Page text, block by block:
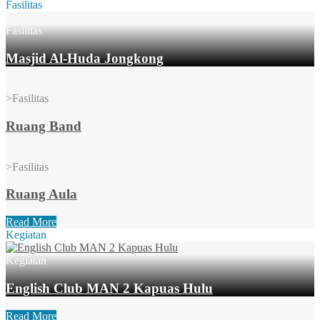
Fasilitas
Fasilitas
Masjid Al-Huda Jongkong
>Fasilitas
Ruang Band
>Fasilitas
Ruang Aula
Read More
Kegiatan
Kegiatan
English Club MAN 2 Kapuas Hulu
Read More